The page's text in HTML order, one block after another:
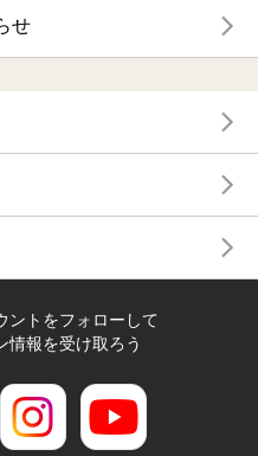
せ
ントをフォローして
情報を受け取ろう